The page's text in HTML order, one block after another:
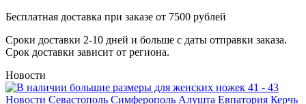
Бесплатная доставка при заказе от 7500 рублей
Сроки доставки 2-10 дней и больше с даты отправки заказа.
Срок доставки зависит от региона.
Новости